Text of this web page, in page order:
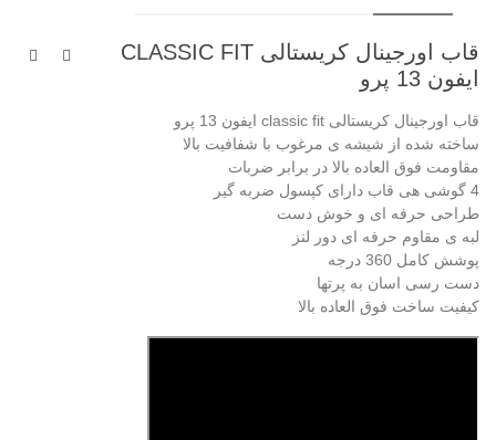
قاب اورجینال کریستالی CLASSIC FIT
ایفون 13 پرو
قاب اورجینال کریستالی classic fit ایفون 13 پرو
ساخته شده از شیشه ی مرغوب با شفافیت بالا
مقاومت فوق العاده بالا در برابر ضربات
4 گوشی هی قاب دارای کپسول ضربه گیر
طراحی حرفه ای و خوش دست
لبه ی مقاوم حرفه ای دور لنز
پوشش کامل 360 درجه
دست رسی اسان به پرتها
کیفیت ساخت فوق العاده بالا